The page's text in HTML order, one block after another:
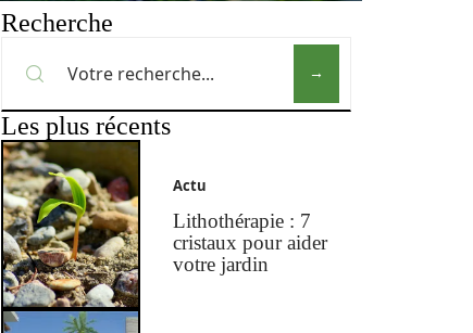
Recherche
Les plus récents
Actu
Lithothérapie : 7
cristaux pour aider
votre jardin